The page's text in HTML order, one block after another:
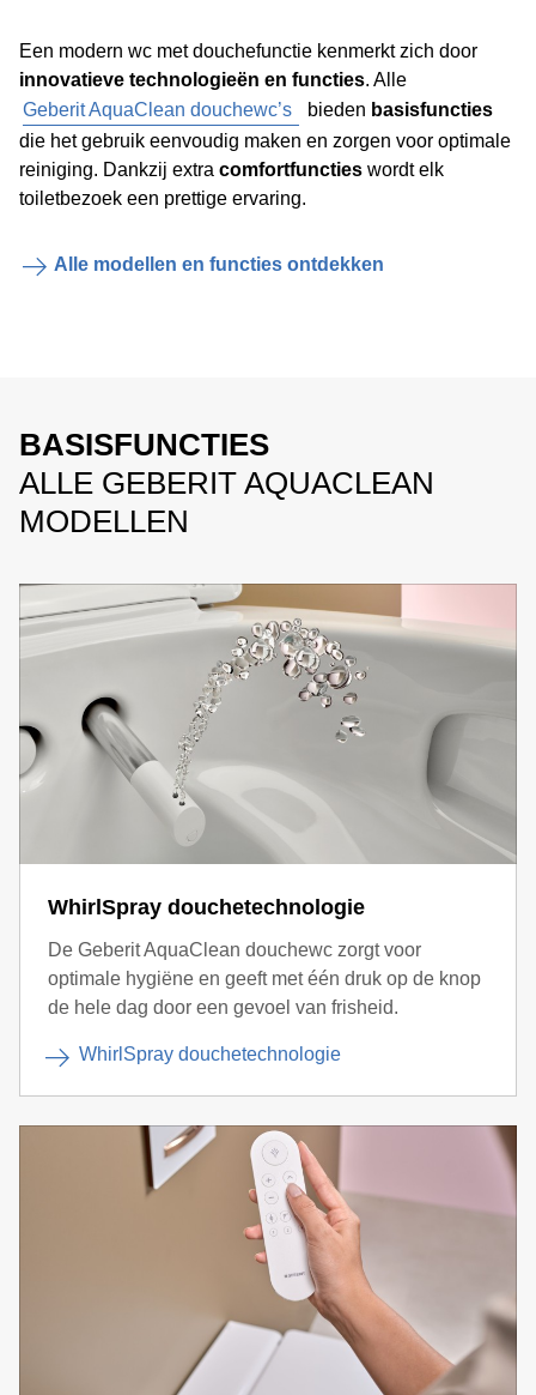
Een modern wc met douchefunctie kenmerkt zich door
innovatieve technologieën en functies. Alle
Geberit AquaClean douchewc’s
bieden basisfuncties
die het gebruik eenvoudig maken en zorgen voor optimale
reiniging. Dankzij extra comfortfuncties wordt elk
toiletbezoek een prettige ervaring.
Alle modellen en functies ontdekken
BASISFUNCTIES
ALLE GEBERIT AQUACLEAN
MODELLEN
WhirlSpray douchetechnologie
De Geberit AquaClean douchewc zorgt voor
optimale hygiëne en geeft met één druk op de knop
de hele dag door een gevoel van frisheid.
WhirlSpray douchetechnologie